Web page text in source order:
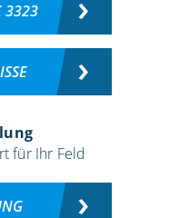
3323
für Ihr Feld